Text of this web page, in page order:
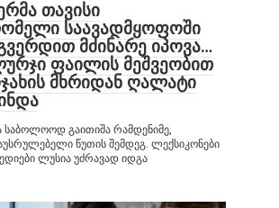
თავისი
საავადმყოფოში
მძინარე იპოვა…
ფაილის მეშვეობით
მხრიდან ღალატი
საბოლოოდ გაითიშა რამდენიმე,
წუთის შემდეგ. ლექსიკონები
ლუსია უძრავად იდგა